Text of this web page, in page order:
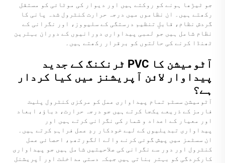
جو ٹیڑھا ہونے کو روکتے ہیں اور دیوار کی موٹائی کو مستقل
رکھتے ہیں۔ ان نظاموں میں درجہ حرارت کنٹرول شدہ پانی کا
گردش نظام، قابلِ تنظیم درستگی کے سلیووز، اور نگرانی کے
نظام شامل ہیں جو لمبی پیداواری دورانیوں کے دوران بہترین
ٹھنڈا کرنے کی حالتوں کو برقرار رکھتے ہیں۔
آٹومیشن کا PVC ٹرنکنگ کے جدید
پیداوار لائن آپریشنز میں کیا کردار
ہے؟
آٹومیشن سسٹم تمام پیداواری عمل کو مرکزی کنٹرول پلیٹ
فارمز کے ذریعے یکجا کرتے ہیں جو درجہ حرارت، دباؤ، ابعاد
اور معیار کے اعداد و شمار کی نگرانی کرتے ہیں اور
پیداواری تبدیلیوں کے لیے خودکار ردِ عمل فراہم کرتے ہیں۔
ان سسٹمز میں پیش گوئی کرنے والے الگورتھم، احصائی عمل
کنٹرول اور دور سے نگرانی کی صلاحیتیں شامل ہیں جو پیداواری
کارکردگی کو بہتر بناتی ہیں جبکہ دستی مداخلت اور آپریشنل